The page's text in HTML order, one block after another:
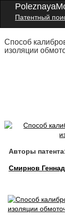
Патентный
Способ
изоляции
Авторы
Смирнов